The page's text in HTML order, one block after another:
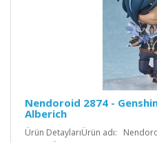
Nendoroid 2874 -
Alberich
Ürün DetaylarıÜrün adı: